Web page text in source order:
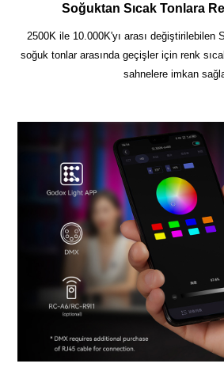
Soğuktan Sıcak Tonlara
2500K ile 10.000K'yı arası değiştirilebilen
soğuk tonlar arasında geçişler için renk
sahnelere imkan